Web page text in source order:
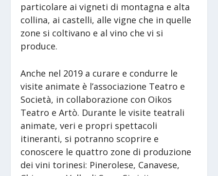
particolare ai vigneti di montagna e alta
collina, ai castelli, alle vigne che in quelle
zone si coltivano e al vino che vi si
produce.
Anche nel 2019 a curare e condurre le
visite animate è l’associazione Teatro e
Società, in collaborazione con Oikos
Teatro e Artò. Durante le visite teatrali
animate, veri e propri spettacoli
itineranti, si potranno scoprire e
conoscere le quattro zone di produzione
dei vini torinesi: Pinerolese, Canavese,